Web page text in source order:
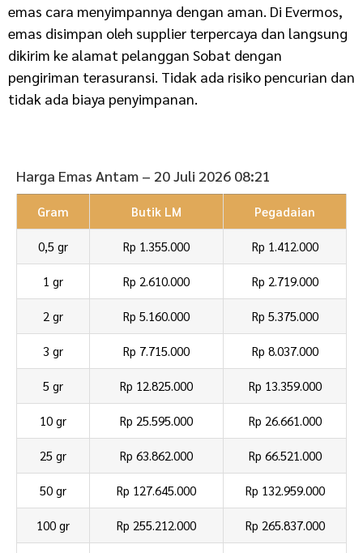
emas cara menyimpannya dengan aman. Di Evermos,
emas disimpan oleh supplier terpercaya dan langsung
dikirim ke alamat pelanggan Sobat dengan
pengiriman terasuransi. Tidak ada risiko pencurian dan
tidak ada biaya penyimpanan.
Harga Emas Antam – 20 Juli 2026 08:21
Gram Butik LM Pegadaian
0,5 gr Rp 1.355.000 Rp 1.412.000
1 gr Rp 2.610.000 Rp 2.719.000
2 gr Rp 5.160.000 Rp 5.375.000
3 gr Rp 7.715.000 Rp 8.037.000
5 gr Rp 12.825.000 Rp 13.359.000
10 gr Rp 25.595.000 Rp 26.661.000
25 gr Rp 63.862.000 Rp 66.521.000
50 gr Rp 127.645.000 Rp 132.959.000
100 gr Rp 255.212.000 Rp 265.837.000